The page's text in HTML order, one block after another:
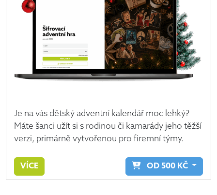
Je na vás dětský adventní kalendář moc lehký?
Máte šanci užít si s rodinou či kamarády jeho těžší
verzi, primárně vytvořenou pro firemní týmy.
VÍCE OD 500 KČ